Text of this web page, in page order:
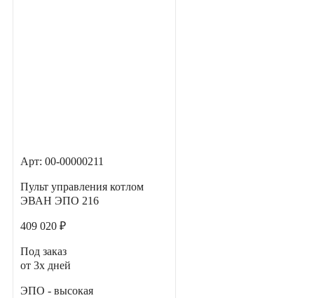
Арт: 00-00000211
Пульт управления котлом
ЭВАН ЭПО 216
409 020 ₽
Под заказ
от 3х дней
ЭПО - высокая